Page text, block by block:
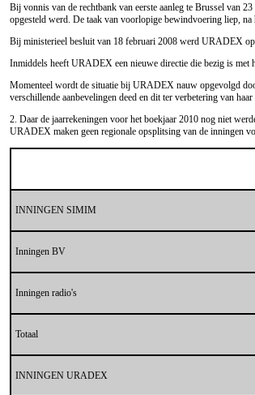
Bij vonnis van de rechtbank van eerste aanleg te Brussel van
opgesteld werd. De taak van voorlopige bewindvoering liep,
Bij ministerieel besluit van 18 februari 2008 werd URADEX
Inmiddels heeft URADEX een nieuwe directie die bezig is met
Momenteel wordt de situatie bij URADEX nauw opgevolgd
verschillende aanbevelingen deed en dit ter verbetering van
2. Daar de jaarrekeningen voor het boekjaar 2010 nog niet
URADEX maken geen regionale opsplitsing van de inningen
INNINGEN SIMIM
Inningen BV
Inningen radio's
Totaal
INNINGEN URADEX